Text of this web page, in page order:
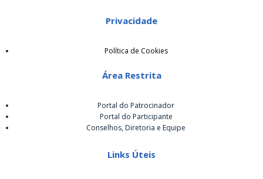
Privacidade
Política de Cookies
Área Restrita
Portal do Patrocinador
Portal do Participante
Conselhos, Diretoria e Equipe
Links Úteis